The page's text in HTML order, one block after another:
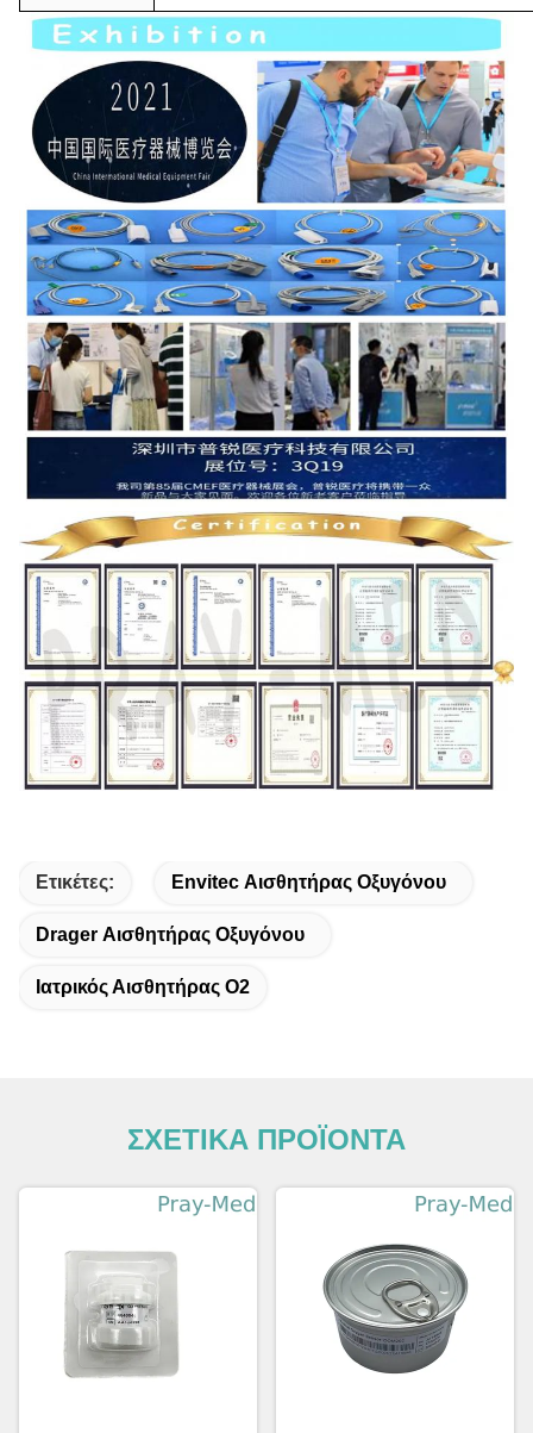
Ετικέτες: Envitec Αισθητήρας Οξυγόνου
Drager Αισθητήρας Οξυγόνου
Ιατρικός Αισθητήρας Ο2
ΣΧΕΤΙΚΑ ΠΡΟΪΟΝΤΑ